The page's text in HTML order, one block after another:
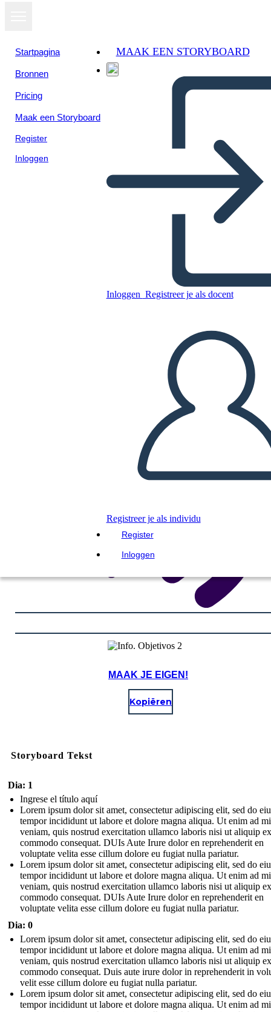
Startpagina
Bronnen
Pricing
Maak een Storyboard
Register
Inloggen
MAAK EEN STORYBOARD
Inloggen Registreer je als docent
Registreer je als individu
Register
Inloggen
Kopieer dit Storyboard
DIAVOORSTELLING AFSPELEN
LEES MIJ VOOR
MAAK JE EIGEN!
Kopiëren
Storyboard Tekst
Dia: 1
Ingrese el título aquí
Lorem ipsum dolor sit amet, consectetur adipiscing elit, sed do
tempor incididunt ut labore et dolore magna aliqua. Ut enim ad
veniam, quis nostrud exercitation ullamco laboris nisi ut aliquip
commodo consequat. DUIs Aute Irure dolor en reprehenderit en
voluptate velita esse cillum dolore eu fugiat nulla pariatur.
Lorem ipsum dolor sit amet, consectetur adipiscing elit, sed do
tempor incididunt ut labore et dolore magna aliqua. Ut enim ad
veniam, quis nostrud exercitation ullamco laboris nisi ut aliquip
commodo consequat. DUIs Aute Irure dolor en reprehenderit en
voluptate velita esse cillum dolore eu fugiat nulla pariatur.
Dia: 0
Lorem ipsum dolor sit amet, consectetur adipiscing elit, sed do
tempor incididunt ut labore et dolore magna aliqua. Ut enim ad
veniam, quis nostrud exercitation ullamco laboris nisi ut aliquip
commodo consequat. Duis aute irure dolor in reprehenderit in
velit esse cillum dolore eu fugiat nulla pariatur.
Lorem ipsum dolor sit amet, consectetur adipiscing elit, sed do
tempor incididunt ut labore et dolore magna aliqua. Ut enim ad